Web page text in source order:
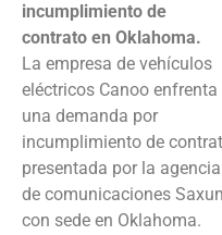
incumplimiento de
contrato en Oklahoma.
La empresa de vehículos
eléctricos Canoo enfrenta
una demanda por
incumplimiento de
presentada por la agencia
de comunicaciones
con sede en Oklahoma.